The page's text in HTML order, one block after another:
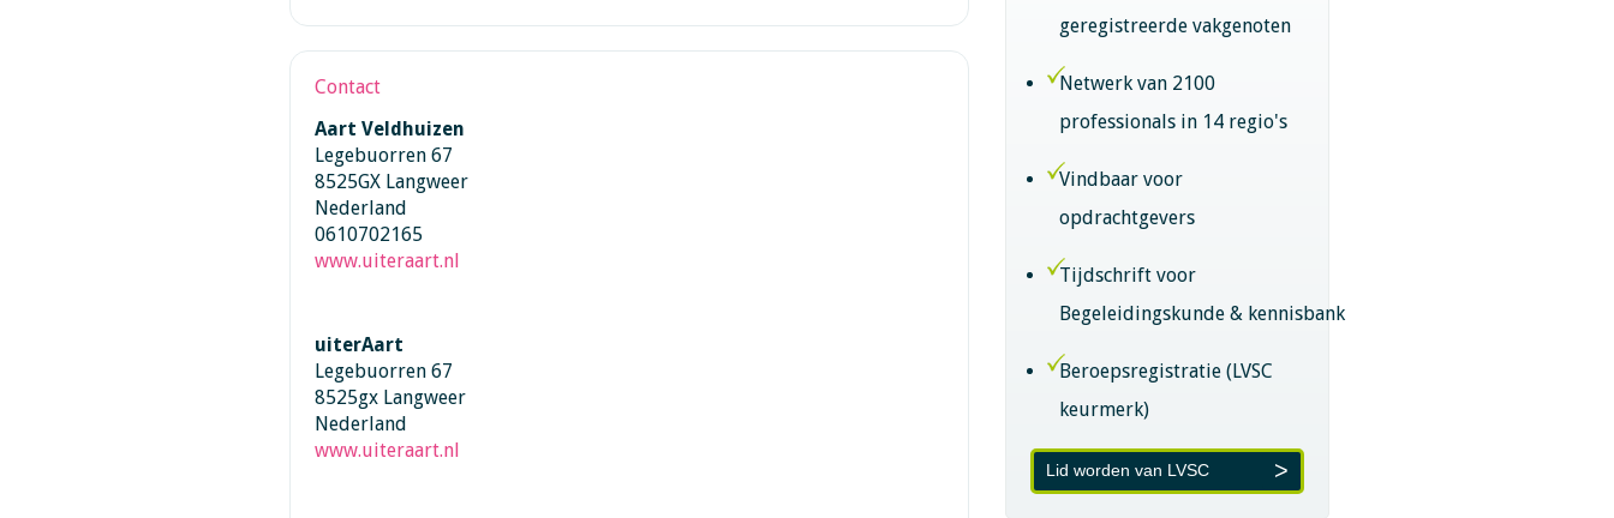
Contact
Aart Veldhuizen
Legebuorren 67
8525GX Langweer
Nederland
0610702165
www.uiteraart.nl
uiterAart
Legebuorren 67
8525gx Langweer
Nederland
www.uiteraart.nl
geregistreerde vakgenoten
Netwerk van 2100
professionals in 14 regio's
Vindbaar voor
opdrachtgevers
Tijdschrift voor
Begeleidingskunde & kennisbank
Beroepsregistratie (LVSC
keurmerk)
Lid worden van LVSC